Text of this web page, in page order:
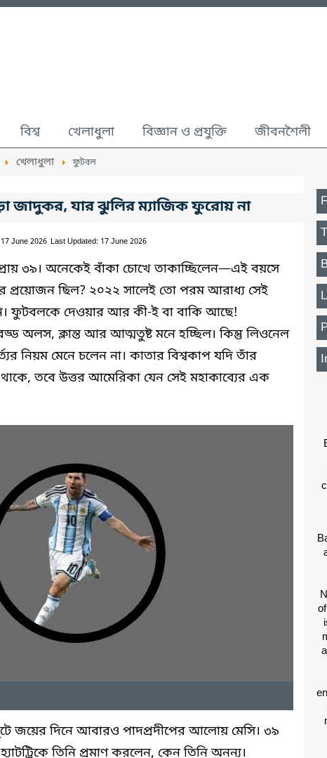
বিশ্ব খেলাধুলা বিজ্ঞান ও প্রযুক্তি জীবনশৈলী
খেলাধুলা ফুটবল
জাদুকর, যার ঝুলির ম্যাজিক ফুরোয় না
June 2026 Last Updated: 17 June 2026
৩৯। অনেকেই বাঁকা চোখে তাকাচ্ছিলেন—এই বয়সে
প্রয়োজন ছিল? ২০২২ সালেই তো পরম আরাধ্য সেই
ফুটবলকে দেওয়ার আর কী-ই বা বাকি আছে!
অলস, ক্লান্ত আর আত্মতুষ্ট মনে হচ্ছিল। কিন্তু লিওনেল
নিয়ম মেনে চলেন না। কাতার বিশ্বকাপ যদি তাঁর
থাকে, তবে উত্তর আমেরিকা যেন সেই মহাকাব্যের এক
জয়ের দিনে আবারও পাদপ্রদীপের আলোয় মেসি। ৩৯
তিনি প্রমাণ করলেন, কেন তিনি অনন্য।